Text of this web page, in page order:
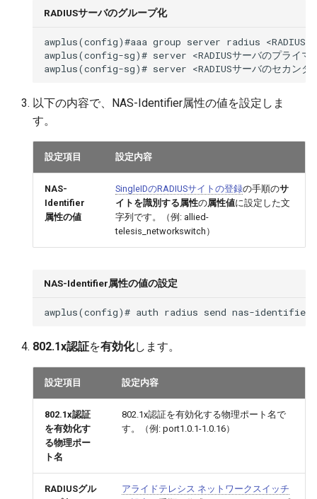
RADIUSサーバのグループ化
awplus(config)#aaa group server radius <RADIUSグ
awplus(config-sg)# server <RADIUSサーバのプライマ
以下の内容で、NAS-Identifier属性の値を設定しま
す。
設定項目 設定内容
NAS-
Identifier
属性の値
SingleIDのRADIUSサイトの登録の手順のサ
イトを識別する属性の属性値に設定した文
字列です。（例: allied-
telesis_networkswitch）
NAS-Identifier属性の値の設定
802.1x認証を有効化します。
設定項目 設定内容
802.1x認証
を有効化す
る物理ポー
ト名
802.1x認証を有効化する物理ポート名で
す。（例: port1.0.1-1.0.16）
RADIUSグル
アライドテレシス ネットワークスイッチ